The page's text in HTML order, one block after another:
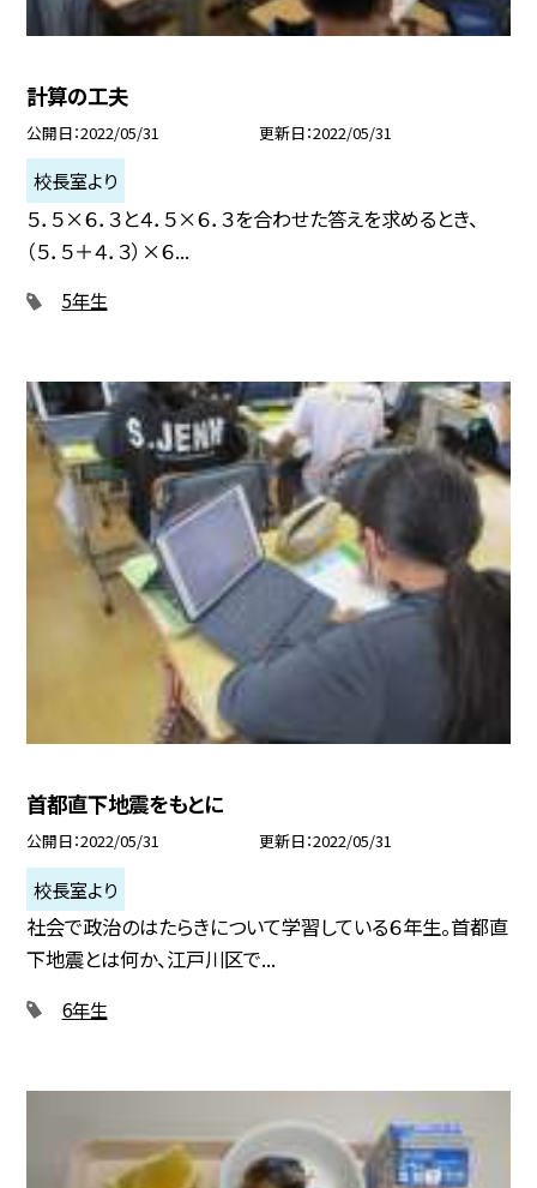
計算の工夫
公開日 2022/05/31 更新日 2022/05/31
校長室より
５．５×６．３と４．５×６．３を合わせた答えを求めるとき、
（５．５＋４．３）×６...
5年生
首都直下地震をもとに
公開日 2022/05/31 更新日 2022/05/31
校長室より
社会で政治のはたらきについて学習している６年生。首都直
下地震とは何か、江戸川区で...
6年生